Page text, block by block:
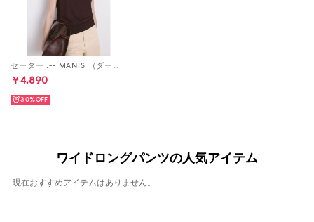
セーター .-- MANIS （ダークレッド）
￥4,890
30%
ワイドロングパンツの人気アイテム
現在おすすめアイテムはありません。